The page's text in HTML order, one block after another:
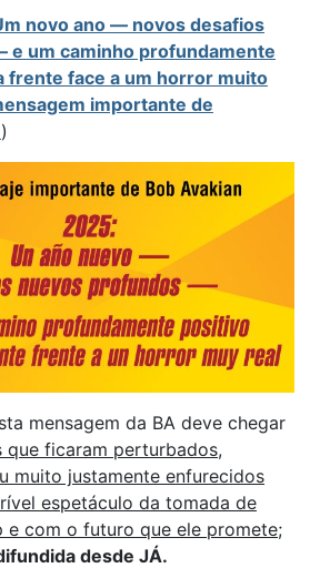
novo ano — novos desafios
e um caminho profundamente
frente face a um horror muito
importante de
)
mensagem da BA deve chegar
que ficaram perturbados,
muito justamente enfurecidos
espetáculo da tomada de
e com o futuro que ele promete;
desde JÁ.